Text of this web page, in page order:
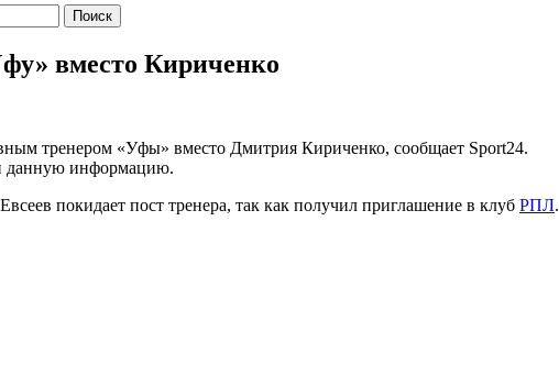
вместо Кириченко
тренером «Уфы» вместо Дмитрия Кириченко, сообщает Sport24.
данную информацию.
покидает пост тренера, так как получил приглашение в клуб РПЛ.